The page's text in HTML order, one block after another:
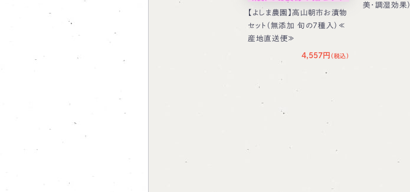
【よしま農園】高山朝市お漬物
セット（無添加 旬の7種入）≪
産地直送便≫
4,557円
美・調湿効果）